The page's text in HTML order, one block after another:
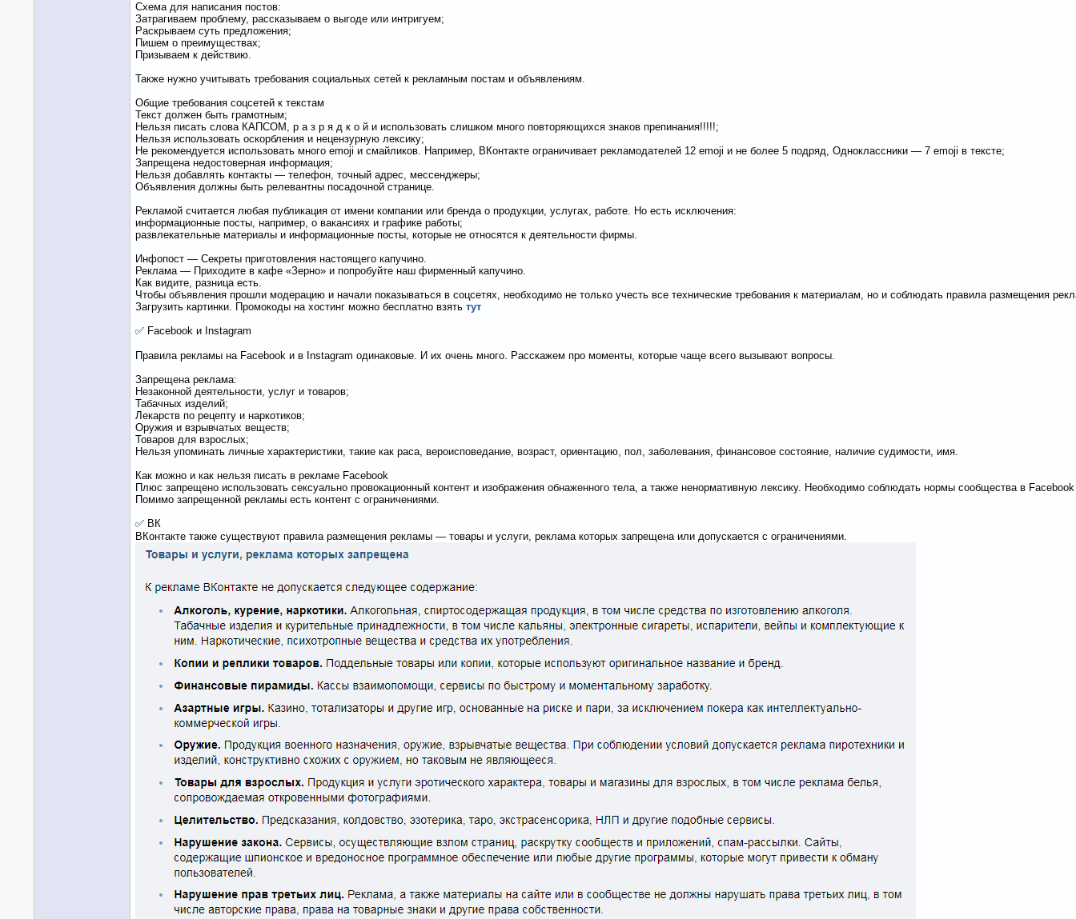
Схема для написания постов:
Затрагиваем проблему, рассказываем о выгоде или интригуем;
Раскрываем суть предложения;
Пишем о преимуществах;
Призываем к действию.
Также нужно учитывать требования социальных сетей к рекламным постам и объявлениям.
Общие требования соцсетей к текстам
Текст должен быть грамотным;
Нельзя писать слова КАПСОМ, р а з р я д к о й и использовать слишком много повторяющихся знаков препинания!!!!!;
Нельзя использовать оскорбления и нецензурную лексику;
Не рекомендуется использовать много emoji и смайликов. Например, ВКонтакте ограничивает рекламодателей 12 emoji и не более 5 подряд, Одноклассники — 7 emoji в тексте;
Запрещена недостоверная информация;
Нельзя добавлять контакты — телефон, точный адрес, мессенджеры;
Объявления должны быть релевантны посадочной странице.
Рекламой считается любая публикация от имени компании или бренда о продукции, услугах, работе. Но есть исключения:
информационные посты, например, о вакансиях и графике работы;
развлекательные материалы и информационные посты, которые не относятся к деятельности фирмы.
Инфопост — Секреты приготовления настоящего капучино.
Реклама — Приходите в кафе «Зерно» и попробуйте наш фирменный капучино.
Как видите, разница есть.
Чтобы объявления прошли модерацию и начали показываться в соцсетях, необходимо не только учесть все технические требования к материалам, но и соблюдать правила размещения
Загрузить картинки. Промокоды на хостинг можно бесплатно взять тут
✅ Facebook и Instagram
Правила рекламы на Facebook и в Instagram одинаковые. И их очень много. Расскажем про моменты, которые чаще всего вызывают вопросы.
Запрещена реклама:
Незаконной деятельности, услуг и товаров;
Табачных изделий;
Лекарств по рецепту и наркотиков;
Оружия и взрывчатых веществ;
Товаров для взрослых;
Нельзя упоминать личные характеристики, такие как раса, вероисповедание, возраст, ориентацию, пол, заболевания, финансовое состояние, наличие судимости, имя.
Как можно и как нельзя писать в рекламе Facebook
Плюс запрещено использовать сексуально провокационный контент и изображения обнаженного тела, а также ненормативную лексику. Необходимо соблюдать нормы сообщества в
Помимо запрещенной рекламы есть контент с ограничениями.
✅ ВК
ВКонтакте также существуют правила размещения рекламы — товары и услуги, реклама которых запрещена или допускается с ограничениями.